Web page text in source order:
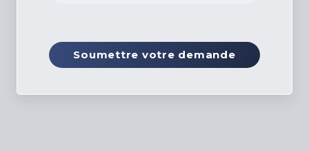
Soumettre votre demande